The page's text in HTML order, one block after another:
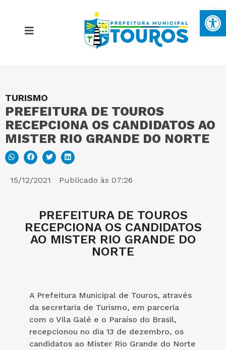
TURISMO
PREFEITURA DE TOUROS
RECEPCIONA OS CANDIDATOS AO
MISTER RIO GRANDE DO NORTE
15/12/2021 Publicado às 07:26
PREFEITURA DE TOUROS
RECEPCIONA OS CANDIDATOS
AO MISTER RIO GRANDE DO
NORTE
A Prefeitura Municipal de Touros, através
da secretaria de Turismo, em parceria
com o Vila Galé e o Paraíso do Brasil,
recepcionou no dia 13 de dezembro, os
candidatos ao Mister Rio Grande do Norte
MAPA DO SITE
PORTAL DA TRANSPARÊNCIA
E-SIC